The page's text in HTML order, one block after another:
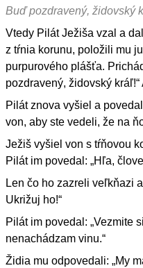
Buď pozdravený, židovský
Vtedy Pilát Ježiša vzal a
z tŕnia korunu, položili mu
purpurového plášťa.
pozdravený, židovský
Pilát znova vyšiel a
von, aby ste vedeli, že na
Ježiš vyšiel von s tŕňovou
Pilát im povedal: „Hľa,
Len čo ho zazreli veľkňazi
Ukrižuj ho!“
Pilát im povedal: „Vezmite
nenachádzam vinu.“
Židia mu odpovedali: „My